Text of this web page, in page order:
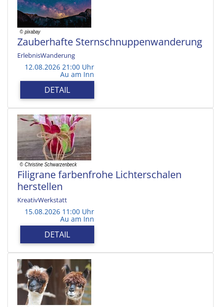
Zauberhafte Sternschnuppenwanderung
ErlebnisWanderung
12.08.2026 21:00 Uhr
Au am Inn
DETAIL
Filigrane farbenfrohe Lichterschalen
herstellen
KreativWerkstatt
15.08.2026 11:00 Uhr
Au am Inn
DETAIL